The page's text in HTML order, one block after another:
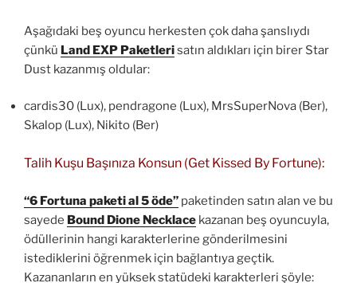
Aşağıdaki beş oyuncu herkesten çok daha şanslıydı
çünkü Land EXP Paketlerisatın aldıkları için birer Star
Dust kazanmış oldular:
cardis30 (Lux), pendragone (Lux), MrsSuperNova (Ber),
Skalop (Lux), Nikito (Ber)
Talih Kuşu Başınıza Konsun (Get Kissed By Fortune):
“6 Fortuna paketi al 5 öde” paketinden satın alan ve bu
sayede Bound Dione Necklace kazanan beş oyuncuyla,
ödüllerinin hangi karakterlerine gönderilmesini
istediklerini öğrenmek için bağlantıya geçtik.
Kazananların en yüksek statüdeki karakterleri şöyle: